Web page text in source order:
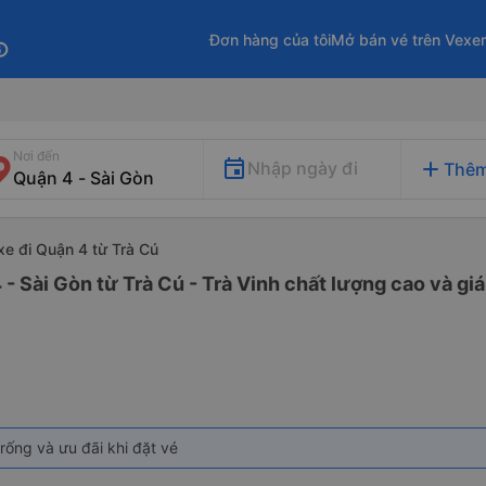
Đơn hàng của tôiMở bán vé trên
Nơi đến
Nhập ngày đi add
đi Quận 4 từ Trà Cú
Sài Gòn từ Trà Cú - Trà Vinh chất lượng cao và
và ưu đãi khi đặt vé